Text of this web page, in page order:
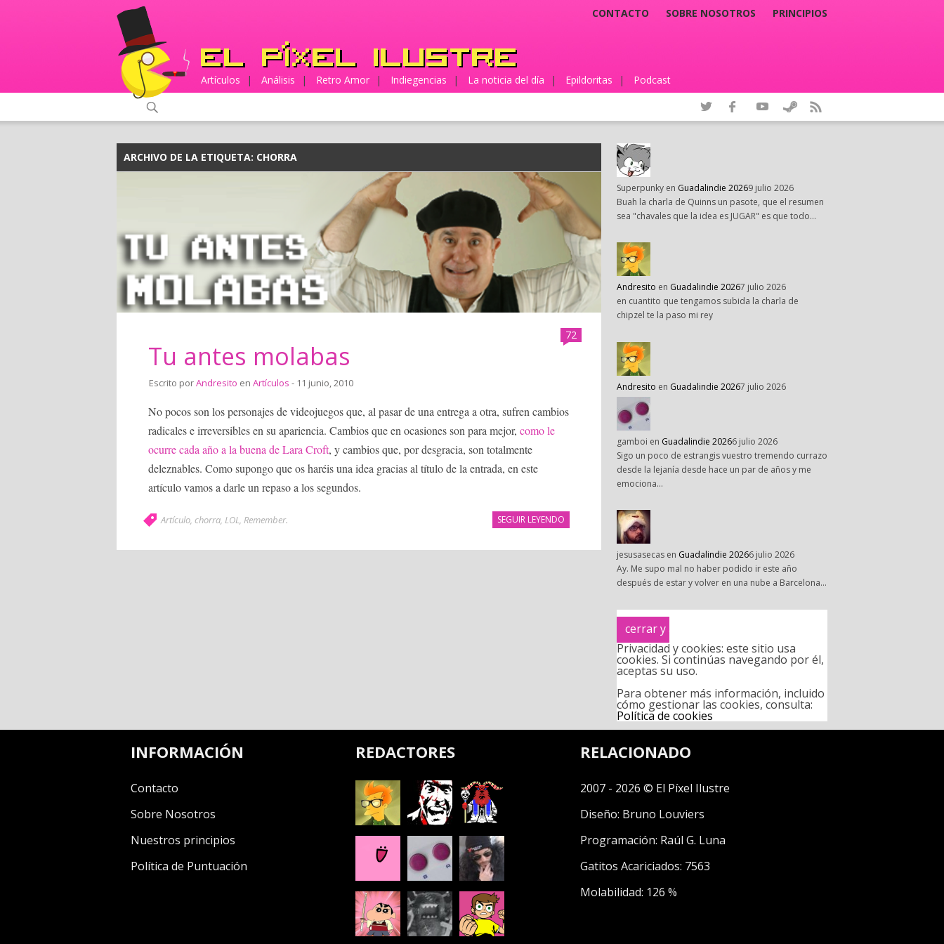
CONTACTO SOBRE NOSOTROS PRINCIPIOS
Artículos | Análisis | Retro Amor | Indiegencias | La noticia del día | Epildoritas | Podcast
ARCHIVO DE LA ETIQUETA: CHORRA
72
Tu antes molabas
Escrito porAndresito en Artículos - 11 junio, 2010
No pocos son los personajes de videojuegos que, al pasar de una entrega a otra, sufren cambios
radicales e irreversibles en su apariencia. Cambios que en ocasiones son para mejor, como le
ocurre cada año a la buena de Lara Croft, y cambios que, por desgracia, son totalmente
deleznables. Como supongo que os haréis una idea gracias al título de la entrada, en este
artículo vamos a darle un repaso a los segundos.
SEGUIR LEYENDO
Artículo, chorra, LOL, Remember.
Superpunky en Guadalindie 20269 julio 2026
Buah la charla de Quinns un pasote, que el resumen
sea "chavales que la idea es JUGAR" es que todo…
Andresito en Guadalindie 20267 julio 2026
en cuantito que tengamos subida la charla de
chipzel te la paso mi rey
Andresito en Guadalindie 20267 julio 2026
gamboi en Guadalindie 20266 julio 2026
Sigo un poco de estrangis vuestro tremendo currazo
desde la lejanía desde hace un par de años y me
emociona…
jesusasecas en Guadalindie 20266 julio 2026
Ay. Me supo mal no haber podido ir este año
después de estar y volver en una nube a Barcelona…
Privacidad y cookies: este sitio usa
cookies. Si continúas navegando por él,
aceptas su uso.
Para obtener más información, incluido
cómo gestionar las cookies, consulta:
Política de cookies
INFORMACIÓN
Contacto
Sobre Nosotros
Nuestros principios
Política de Puntuación
REDACTORES RELACIONADO
2007 - 2026 © El Píxel Ilustre
Diseño: Bruno Louviers
Programación: Raúl G. Luna
Gatitos Acariciados: 7563
Molabilidad: 126 %